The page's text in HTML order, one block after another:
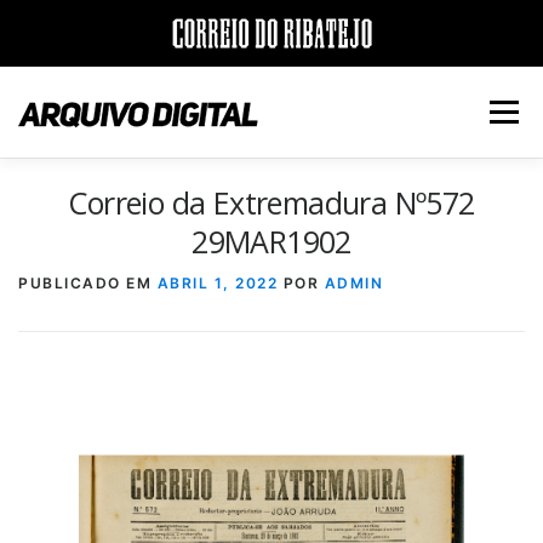
para
conteúdo
Menu
INÍCIO JORNAIS DÉCADAS
VERSÃO PDF E IMPRESSÃO
Correio da Extremadura Nº572
29MAR1902
PUBLICADO EM ABRIL 1, 2022 POR ADMIN